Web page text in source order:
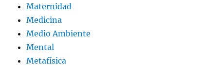
Maternidad
Medicina
Medio Ambiente
Mental
Metafísica